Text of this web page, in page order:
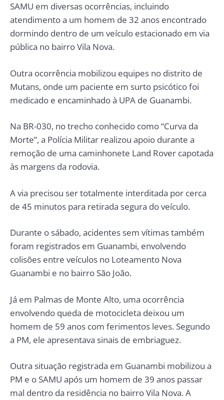
SAMU em diversas ocorrências, incluindo
atendimento a um homem de 32 anos encontrado
dormindo dentro de um veículo estacionado em via
pública no bairro Vila Nova.
Outra ocorrência mobilizou equipes no distrito de
Mutans, onde um paciente em surto psicótico foi
medicado e encaminhado à UPA de Guanambi.
Na BR-030, no trecho conhecido como “Curva da
Morte”, a Polícia Militar realizou apoio durante a
remoção de uma caminhonete Land Rover capotada
às margens da rodovia.
A via precisou ser totalmente interditada por cerca
de 45 minutos para retirada segura do veículo.
Durante o sábado, acidentes sem vítimas também
foram registrados em Guanambi, envolvendo
colisões entre veículos no Loteamento Nova
Guanambi e no bairro São João.
Já em Palmas de Monte Alto, uma ocorrência
envolvendo queda de motocicleta deixou um
homem de 59 anos com ferimentos leves. Segundo
a PM, ele apresentava sinais de embriaguez.
Outra situação registrada em Guanambi mobilizou a
PM e o SAMU após um homem de 39 anos passar
mal dentro da residência no bairro Vila Nova. A